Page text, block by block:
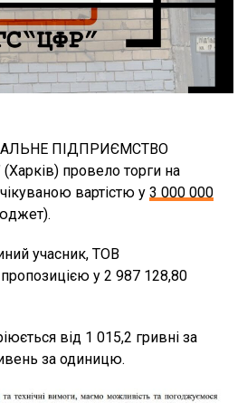
ПІДПРИЄМСТВО
провело торги на
вартістю у 3 000 000
учасник, ТОВ
у 2 987 128,80
від 1 015,2 гривні за
за одиницю.